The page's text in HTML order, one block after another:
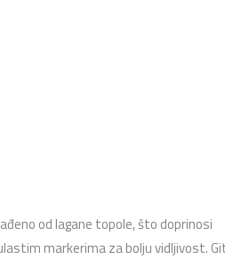
od lagane topole, što doprinosi
markerima za bolju vidljivost.